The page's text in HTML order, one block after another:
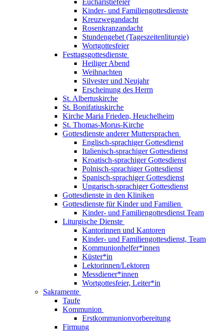
Kinder- und Familiengottesdienste
Kreuzwegandacht
Rosenkranzandacht
Stundengebet (Tageszeitenliturgie)
Wortgottesfeier
Festtagsgottesdienste
Heiliger Abend
Weihnachten
Silvester und Neujahr
Erscheinung des Herrn
St. Albertuskirche
St. Bonifatiuskirche
Kirche Maria Frieden, Heuchelheim
St. Thomas-Morus-Kirche
Gottesdienste anderer Muttersprachen
Englisch-sprachiger Gottesdienst
Italienisch-sprachiger Gottesdienst
Kroatisch-sprachiger Gottesdienst
Polnisch-sprachiger Gottesdienst
Spanisch-sprachiger Gottesdienst
Ungarisch-sprachiger Gottesdienst
Gottesdienste in den Kliniken
Gottesdienste für Kinder und Familien
Kinder- und Familiengottesdienst Team
Liturgische Dienste
Kantorinnen und Kantoren
Kinder- und Familiengottesdienst, Team
Kommunionhelfer*innen
Küster*in
Lektorinnen/Lektoren
Messdiener*innen
Wortgottesfeier, Leiter*in
Sakramente
Taufe
Kommunion
Erstkommunionvorbereitung
Firmung